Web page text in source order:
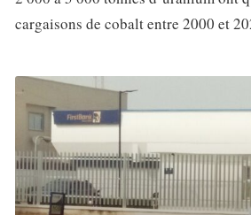
cargaisons de cobalt entre 2000 et